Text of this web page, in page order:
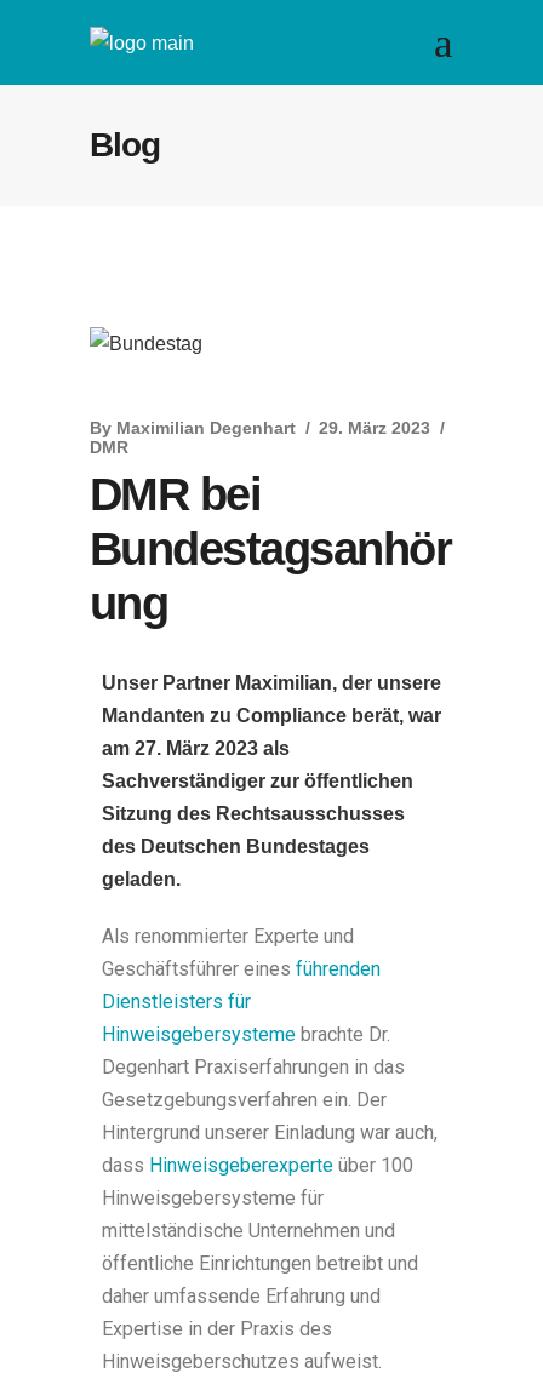
Blog
By Maximilian Degenhart
29. März 2023
DMR
DMR bei
Bundestagsanhör
ung
Unser Partner Maximilian, der unsere
Mandanten zu Compliance berät, war
am 27. März 2023 als
Sachverständiger zur öffentlichen
Sitzung des Rechtsausschusses
des Deutschen Bundestages
geladen.
Als renommierter Experte und
Geschäftsführer eines führenden
Dienstleisters für
Hinweisgebersysteme brachte Dr.
Degenhart Praxiserfahrungen in das
Gesetzgebungsverfahren ein. Der
Hintergrund unserer Einladung war auch,
dass Hinweisgeberexperte über 100
Hinweisgebersysteme für
mittelständische Unternehmen und
öffentliche Einrichtungen betreibt und
daher umfassende Erfahrung und
Expertise in der Praxis des
Hinweisgeberschutzes aufweist.